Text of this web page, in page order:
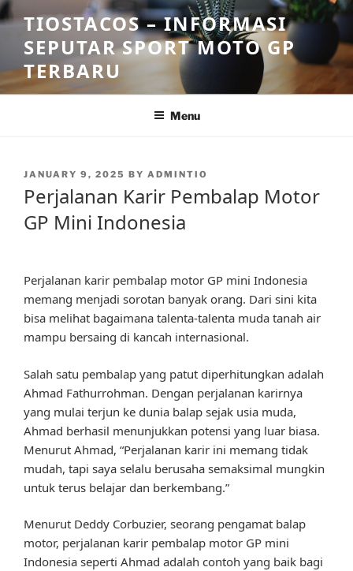
Skip
to
content
TIOSTACOS – INFORMASI
SEPUTAR SPORT MOTO GP
TERBARU
Menu
POSTED
JANUARY 9, 2025 BY ADMINTIO
Perjalanan Karir Pembalap Motor
GP Mini Indonesia
Perjalanan karir pembalap motor GP mini Indonesia
memang menjadi sorotan banyak orang. Dari sini kita
bisa melihat bagaimana talenta-talenta muda tanah air
mampu bersaing di kancah internasional.
Salah satu pembalap yang patut diperhitungkan adalah
Ahmad Fathurrohman. Dengan perjalanan karirnya
yang mulai terjun ke dunia balap sejak usia muda,
Ahmad berhasil menunjukkan potensi yang luar biasa.
Menurut Ahmad, “Perjalanan karir ini memang tidak
mudah, tapi saya selalu berusaha semaksimal mungkin
untuk terus belajar dan berkembang.”
Menurut Deddy Corbuzier, seorang pengamat balap
motor, perjalanan karir pembalap motor GP mini
Indonesia seperti Ahmad adalah contoh yang baik bagi